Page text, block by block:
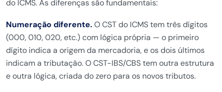
do ICMS. As diferenças são fundamentais:
Numeração diferente.O CST do ICMS tem três dígitos
(000, 010, 020, etc.) com lógica própria — o primeiro
dígito indica a origem da mercadoria, e os dois últimos
indicam a tributação. O CST-IBS/CBS tem outra estrutura
e outra lógica, criada do zero para os novos tributos.